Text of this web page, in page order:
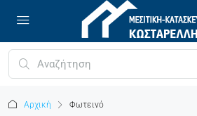
Αρχική Φωτεινό